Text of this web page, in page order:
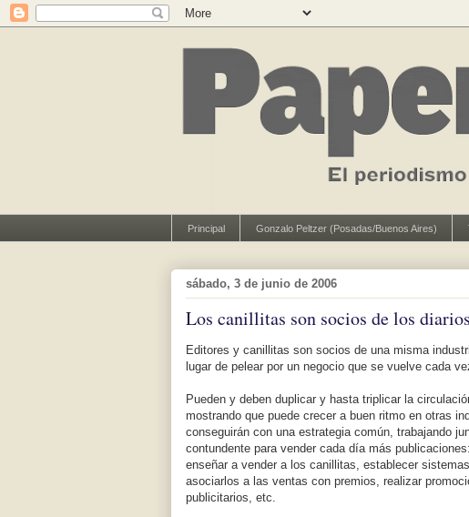
Principal Gonzalo Peltzer (Posadas/Buenos Aires)
sábado, 3 de junio de 2006
Los canillitas son socios de los diarios
Editores y canillitas son socios de una misma
lugar de pelear por un negocio que se vuelve cada
Pueden y deben duplicar y hasta triplicar la
mostrando que puede crecer a buen ritmo en otras
conseguirán con una estrategia común, trabajando
contundente para vender cada día más
enseñar a vender a los canillitas, establecer
asociarlos a las ventas con premios, realizar
publicitarios, etc.